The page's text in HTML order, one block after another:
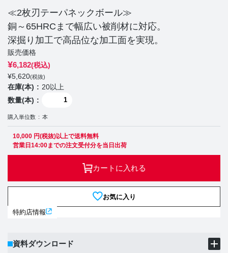
≪2枚刃テーパネックボール≫
銅～65HRCまで幅広い被削材に対応。
深掘り加工で高品位な加工面を実現。
販売価格
¥6,182(税込)
¥5,620(税抜)
在庫(本)
20以上
数量(本)
購入単位数 本
10,000 円(税抜)以上で送料無料
営業日14:00までの注文受付分を当日出荷
カートに入れる
お気に入り
特約店情報
資料ダウンロード